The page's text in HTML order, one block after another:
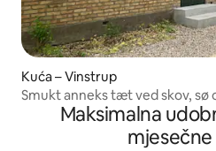
Kuća – Vinstrup
Smukt anneks tæt ved skov, sø
Maksimalna